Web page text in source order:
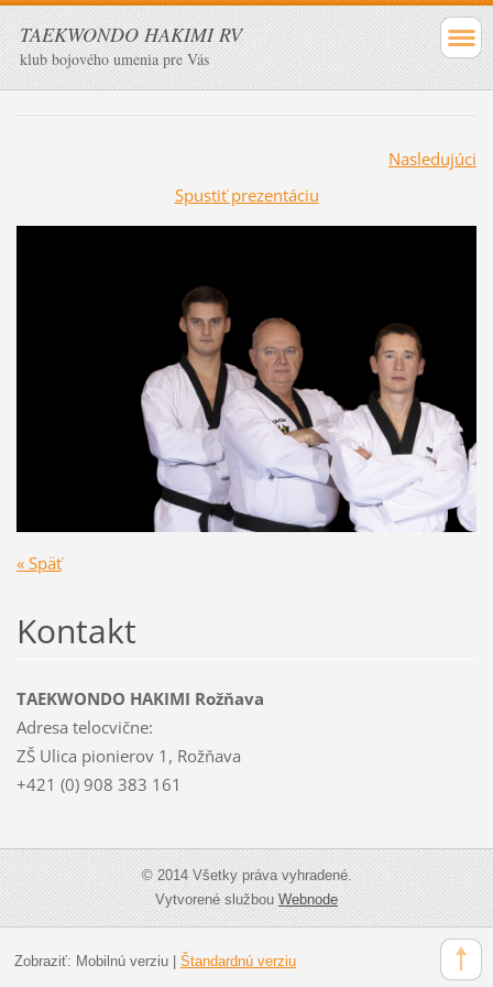
TAEKWONDO HAKIMI RV
klub bojového umenia pre Vás
Nasledujúci
Spustiť prezentáciu
« Späť
Kontakt
TAEKWONDO HAKIMI Rožňava
Adresa telocvične:
ZŠ Ulica pionierov 1, Rožňava
+421 (0) 908 383 161
© 2014 Všetky práva vyhradené.
Vytvorené službouWebnode
Zobraziť: Mobilnú verziu| Štandardnú verziu